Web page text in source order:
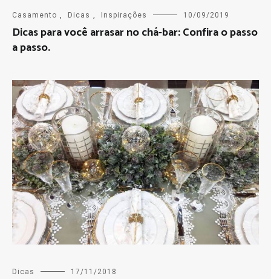
Casamento , Dicas , Inspirações 10/09/2019
Dicas para você arrasar no chá-bar: Confira o passo
a passo.
Dicas 17/11/2018